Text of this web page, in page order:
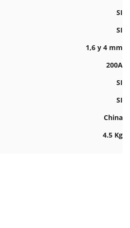
SI
SI
1,6 y 4 mm
200A
SI
SI
China
4.5 Kg